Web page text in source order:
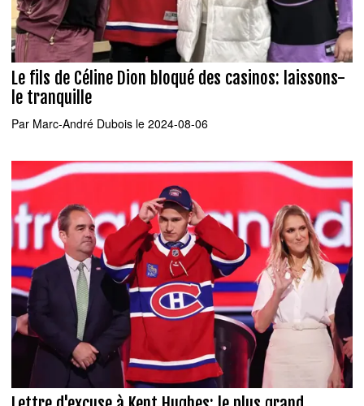
Le fils de Céline Dion bloqué des casinos: laissons-
le tranquille
Par Marc-André Dubois le 2024-08-06